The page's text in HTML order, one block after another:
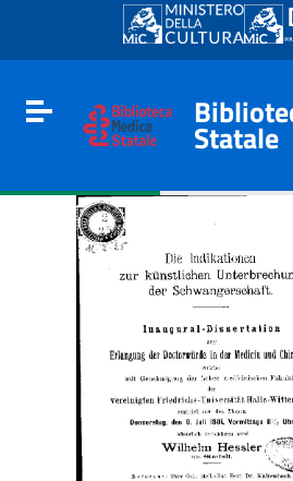
Go to content
Go to the navigation menu
Go to the footer
Toggle navigation
Statale